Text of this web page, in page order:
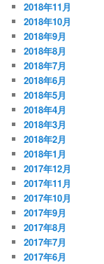
2018年11月
2018年10月
2018年9月
2018年8月
2018年7月
2018年6月
2018年5月
2018年4月
2018年3月
2018年2月
2018年1月
2017年12月
2017年11月
2017年10月
2017年9月
2017年8月
2017年7月
2017年6月